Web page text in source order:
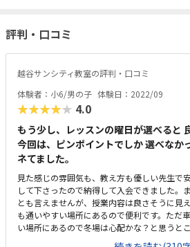
評判・口コミ
越谷サンシティ教室の評判・口コミ
体験者：小6/男の子 体験日：2022/09
★★★★★ 4.0
もう少し、レッスンの曜日が選べると
今回は、ピンポイントでしか 選べなか
ネてました。
見た感じの雰囲気も、教え方も優しい先生で
して下さったので納得して入会できました。
とも言えませんが、授業内容は良さそうに見
も通いやすい場所にあるので便利です。ただ
い場所にあるので冬場は心配かな？と思うと
のでなんとなく暗い感じはします。スタッフ